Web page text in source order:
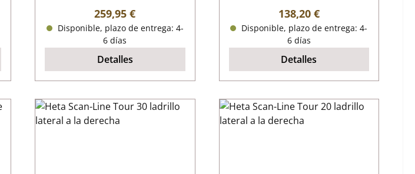
Precio normal:
259,95 €
Disponible, plazo de entrega: 4-
6 días
Detalles
Precio normal:
138,20 €
Disponible, plazo de entrega: 4-
6 días
Detalles